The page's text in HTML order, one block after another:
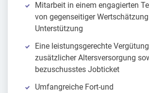
Mitarbeit in einem engagierten
von gegenseitiger
Unterstützung
Eine leistungsgerechte
zusätzlicher Altersversorgung
bezuschusstes Jobticket
Umfangreiche Fort-und